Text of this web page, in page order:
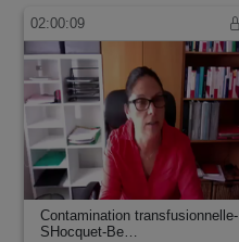
02:00:09
Contamination transfusionnelle-
SHocquet-Be…